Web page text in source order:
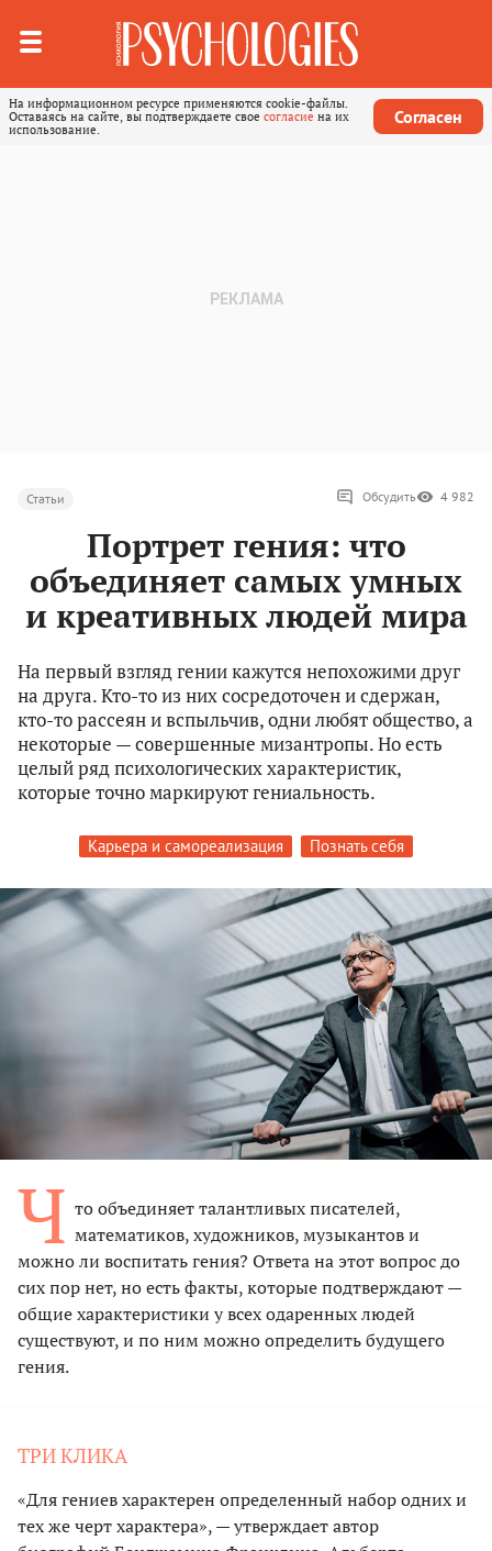
На информационном ресурсе применяются cookie-файлы.
Оставаясь на сайте, вы подтверждаете свое согласие на их
использование.
Согласен
Статьи Обсудить 4 982
Портрет гения: что
объединяет самых умных
и креативных людей мира
На первый взгляд гении кажутся непохожими друг
на друга. Кто-то из них сосредоточен и сдержан,
кто-то рассеян и вспыльчив, одни любят общество, а
некоторые — совершенные мизантропы. Но есть
целый ряд психологических характеристик,
которые точно маркируют гениальность.
Карьера и самореализация Познать себя
Ч то объединяет талантливых писателей,
математиков, художников, музыкантов и
можно ли воспитать гения? Ответа на этот вопрос до
сих пор нет, но есть факты, которые подтверждают —
общие характеристики у всех одаренных людей
существуют, и по ним можно определить будущего
гения.
ТРИ КЛИКА
«Для гениев характерен определенный набор одних и
тех же черт характера», — утверждает автор